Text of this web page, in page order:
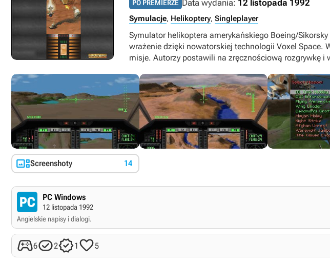
PO PREMIERZE Data wydania: 12 listopada 1992
Symulacje, Helikoptery, Singleplayer
Symulator helikoptera amerykańskiego Boeing/
wrażenie dzięki nowatorskiej technologii Voxel Space.
misje. Autorzy postawili na zręcznościową rozgrywkę i
Screenshoty 14
PC Windows
12 listopada 1992
Angielskie napisy i dialogi.
621 5